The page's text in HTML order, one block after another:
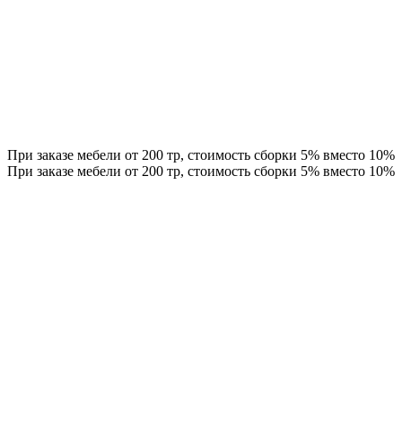
При заказе мебели от 200 тр, стоимость сборки 5% вместо 10%
При заказе мебели от 200 тр, стоимость сборки 5% вместо 10%